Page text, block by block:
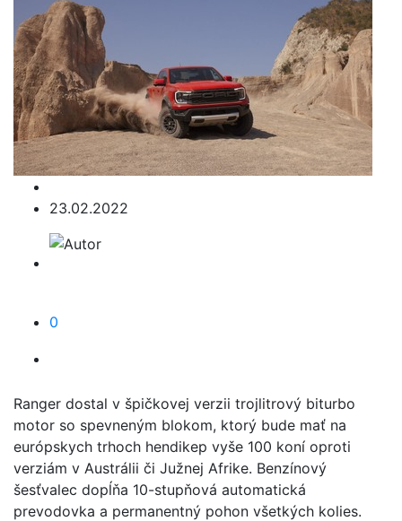
23.02.2022
0
Ranger dostal v špičkovej verzii trojlitrový biturbo
motor so spevneným blokom, ktorý bude mať na
európskych trhoch hendikep vyše 100 koní oproti
verziám v Austrálii či Južnej Afrike. Benzínový
šesťvalec dopĺňa 10-stupňová automatická
prevodovka a permanentný pohon všetkých kolies.